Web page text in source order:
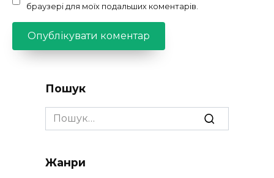
браузері для моїх подальших коментарів.
Пошук
Search
for:
Жанри